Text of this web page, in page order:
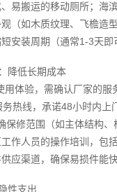
易搬运的移动厕所；海
（如木质纹理、飞檐造
安装周期（通常1-3天
降低长期成本
体验，需确认厂家的服
热线，承诺48小时内上
保修范围（如主体结构
作人员的操作培训，包
应渠道，确保易损件能快
性支出